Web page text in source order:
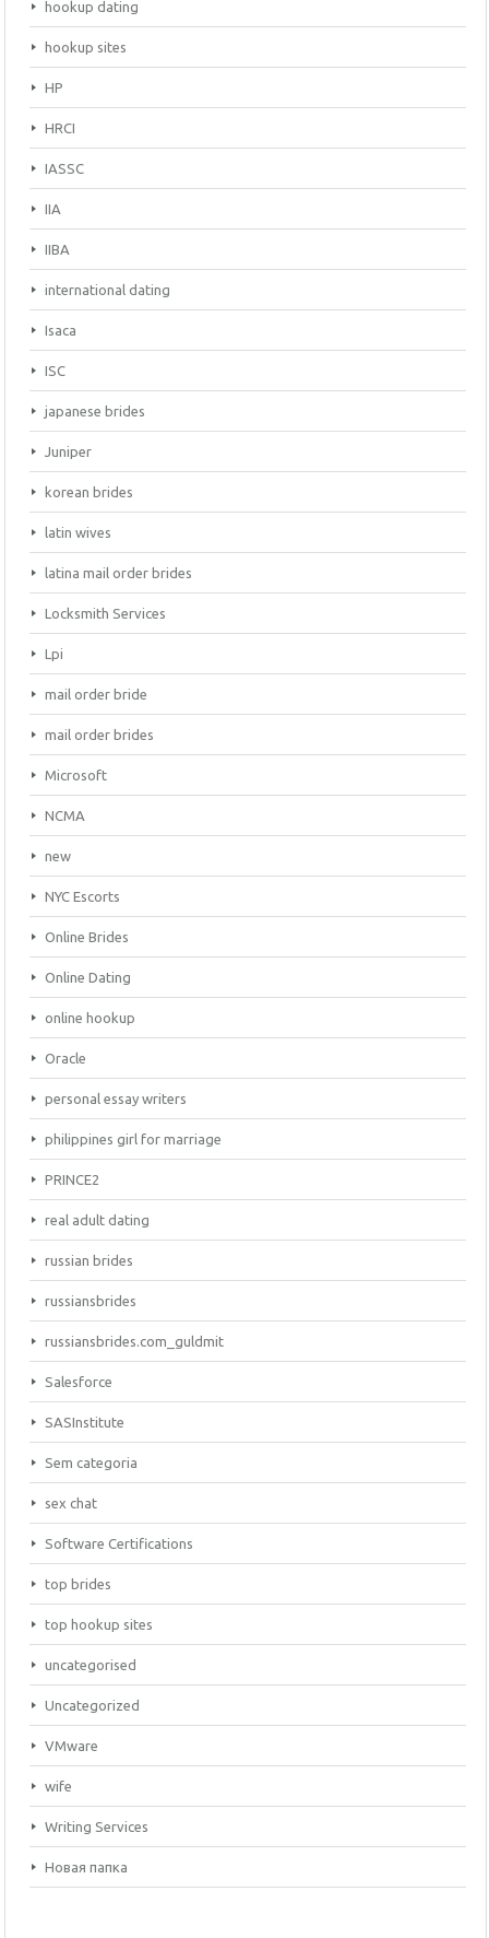
hookup dating
hookup sites
HP
HRCI
IASSC
IIA
IIBA
international dating
Isaca
ISC
japanese brides
Juniper
korean brides
latin wives
latina mail order brides
Locksmith Services
Lpi
mail order bride
mail order brides
Microsoft
NCMA
new
NYC Escorts
Online Brides
Online Dating
online hookup
Oracle
personal essay writers
philippines girl for marriage
PRINCE2
real adult dating
russian brides
russiansbrides
russiansbrides.com_guldmit
Salesforce
SASInstitute
Sem categoria
sex chat
Software Certifications
top brides
top hookup sites
uncategorised
Uncategorized
VMware
wife
Writing Services
Новая папка